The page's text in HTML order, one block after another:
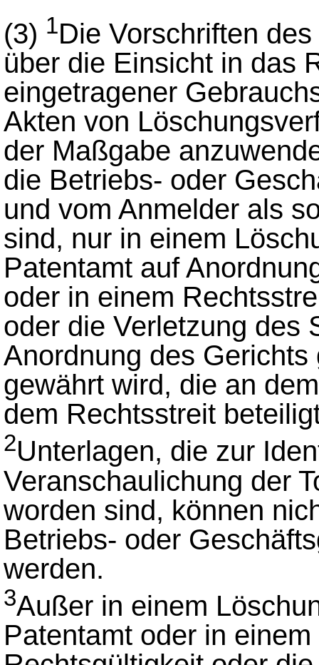
(3) 1Die Vorschriften
über die Einsicht in das
eingetragener
Akten von
der Maßgabe
die Betriebs- oder
und vom Anmelder als
sind, nur in einem
Patentamt auf
oder in einem
oder die Verletzung des
Anordnung des
gewährt wird, die an
dem Rechtsstreit
2Unterlagen, die zur
Veranschaulichung der
worden sind, können
Betriebs- oder
werden.
3Außer in einem
Patentamt oder in